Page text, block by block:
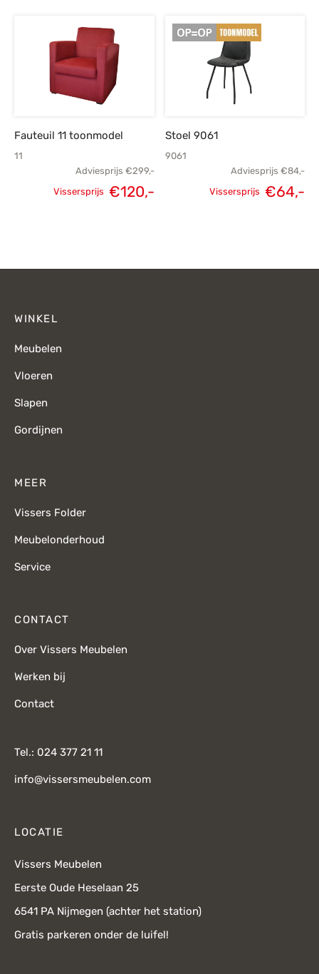
€295,-.
prijs is:
€241,-.
prijs was:
€479,-.
Fauteuil 11 toonmodel
11
Adviesprijs €299,-
Vissersprijs €120,-
Stoel 9061
9061
Adviesprijs €84,-
Vissersprijs €64,-
WINKEL
Meubelen
Vloeren
Slapen
Gordijnen
MEER
Vissers Folder
Meubelonderhoud
Service
CONTACT
Over Vissers Meubelen
Werken bij
Contact
Tel.: 024 377 21 11
info@vissersmeubelen.com
LOCATIE
Vissers Meubelen
Eerste Oude Heselaan 25
6541 PA Nijmegen (achter het station)
Gratis parkeren onder de luifel!